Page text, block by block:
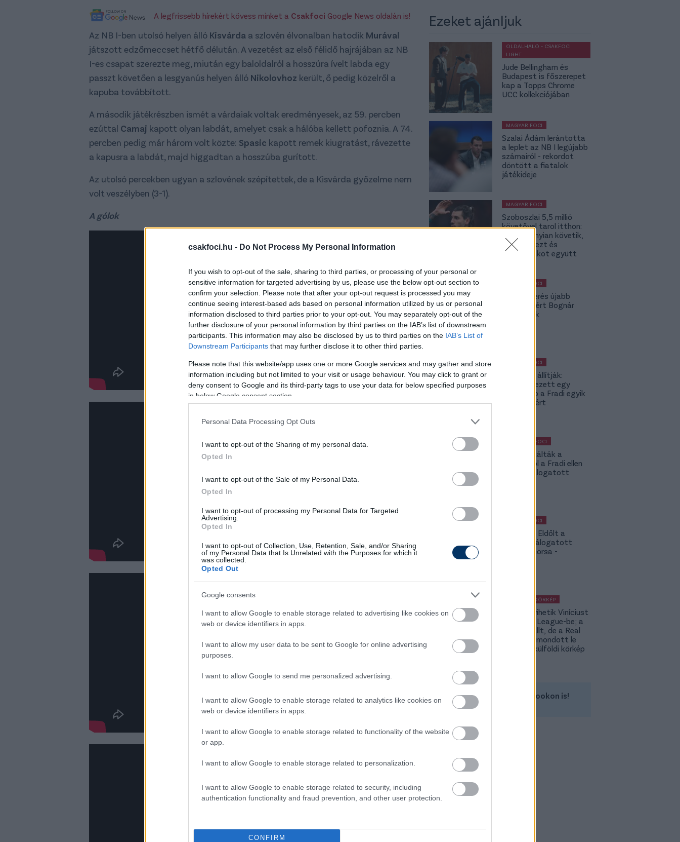
csakfoci.hu - Do Not Process My Personal Information
If you wish to opt-out of the sale, sharing to third parties, or processing of your personal or
sensitive information for targeted advertising by us, please use the below opt-out section to
confirm your selection. Please note that after your opt-out request is processed you may
continue seeing interest-based ads based on personal information utilized by us or personal
information disclosed to third parties prior to your opt-out. You may separately opt-out of the
further disclosure of your personal information by third parties on the IAB’s list of downstream
participants. This information may also be disclosed by us to third parties on the IAB’s List of
Downstream Participants that may further disclose it to other third parties.
Please note that this website/app uses one or more Google services and may gather and store
information including but not limited to your visit or usage behaviour. You may click to grant or
deny consent to Google and its third-party tags to use your data for below specified purposes
in below Google consent section.
Personal Data Processing Opt Outs
I want to opt-out of the Sharing of my personal data.
Opted In
I want to opt-out of the Sale of my Personal Data.
Opted In
I want to opt-out of processing my Personal Data for Targeted
Advertising.
Opted In
I want to opt-out of Collection, Use, Retention, Sale, and/or Sharing
of my Personal Data that Is Unrelated with the Purposes for which it
was collected.
Opted Out
Google consents
I want to allow Google to enable storage related to advertising like cookies on
web or device identifiers in apps.
I want to allow my user data to be sent to Google for online advertising
purposes.
I want to allow Google to send me personalized advertising.
I want to allow Google to enable storage related to analytics like cookies on
web or device identifiers in apps.
I want to allow Google to enable storage related to functionality of the website
or app.
I want to allow Google to enable storage related to personalization.
I want to allow Google to enable storage related to security, including
authentication functionality and fraud prevention, and other user protection.
CONFIRM
A legfrissebb hírekért kövess minket a Csakfoci Google News oldalán is!
Az NB I-ben utolsó helyen álló Kisvárda a szlovén élvonalban hatodik Murával
játszott edzőmeccset hétfő délután. A vezetést az első félidő hajrájában az NB
I-es csapat szerezte meg, miután egy baloldalról a hosszúra ívelt labda egy
passzt követően a lesgyanús helyen álló Nikolovhoz került, ő pedig közelről a
kapuba továbbított.
A második játékrészben ismét a várdaiak voltak eredményesek, az 59. percben
ezúttal Camaj kapott olyan labdát, amelyet csak a hálóba kellett pofoznia. A 74.
percben pedig már három volt közte: Spasic kapott remek kiugratást, rávezette
a kapusra a labdát, majd higgadtan a hosszúba gurított.
Az utolsó percekben ugyan a szlovének szépítettek, de a Kisvárda győzelme nem
volt veszélyben (3-1).
A gólok
Ezeket ajánljuk
OLDALHÁLÓ - CSAKFOCI
LIGHT
Jude Bellingham és
Budapest is főszerepet
kap a Topps Chrome
UCC kollekciójában
MAGYAR FOCI
Szalai Ádám lerántotta
a leplet az NB I legújabb
számairól - rekordot
döntött a fiatalok
játékideje
MAGYAR FOCI
Szoboszlai 5,5 millió
követővel tarol itthon:
2-szer annyian követik,
mint Kerkezt és
Dzsudzsákot együtt
MAGYAR FOCI
A Fradi-verés újabb
kispadot ért Bognár
Györgynek
MAGYAR FOCI
Külföldön állítják:
Bejelentkezett egy
neves klub a Fradi egyik
legjobbjáért
KÜLFÖLDI FOCI
Máris kiutálták a
csapatból a Fradi ellen
betliző válogatott
MAGYAR FOCI
Légiósok: Eldőlt a
magyar válogatott
támadó sorsa -
KÜLFÖLDI KÖRKÉP
Ennyiért vihetik Viníciust
a Premier League-be; a
PSG kiszállt, de a Real
még nem mondott le
Rodriról- külföldi körkép
Kövess minket a Facebookon is!